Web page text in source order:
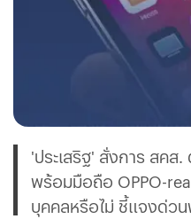
'ประเสริฐ' สั่งการ สคส
พร้อมมือถือ OPPO-
บุคคลหรือไม่ ชี้แจงด่ว